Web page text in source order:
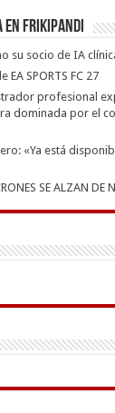
en Frikipandi
su socio de IA
SPORTS FC 27
profesional
dominada por el
«Ya está
SE ALZAN DE